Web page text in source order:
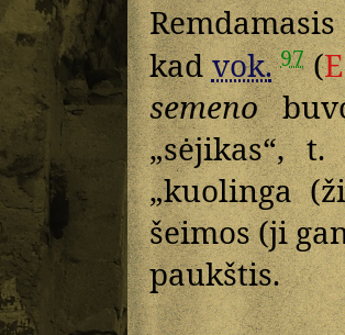
kadvok. 97(
semeno
„sėjikas“,
„kuolinga
šeimos (ji
paukštis.